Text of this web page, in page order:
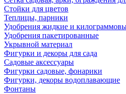
Стойки для цветов
Теплицы, парники
Удобрения жидкие и
Удобрения пакетированные
Укрывной материал
Фигурки и декоры для сада
Садовые аксессуары
Фигурки садовые, фонарики
Фигурки, декоры водоплавающие
Фонтаны